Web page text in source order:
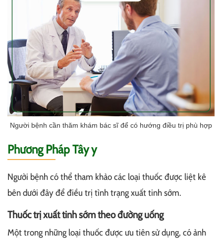
Người bệnh cần thăm khám bác sĩ để có hướng điều trị phù hợp
Phương Pháp Tây y
Người bệnh có thể tham khảo các loại thuốc được liệt kê
bên dưới đây để điều trị tình trạng xuất tinh sớm.
Thuốc trị xuất tinh sớm theo đường uống
Một trong những loại thuốc được ưu tiên sử dụng, có ảnh